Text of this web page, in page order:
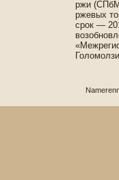
ржи
ржевых
срок —